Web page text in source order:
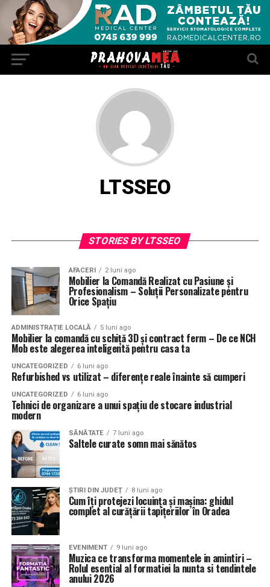
LTSSEO
STORIES BY LTSSEO
AFACERI 2 luni ago
Mobilier la Comandă Realizat cu Pasiune și
Profesionalism – Soluții Personalizate pentru
Orice Spațiu
ADMINISTRAȚIE LOCALĂ 5 luni ago
Mobilier la comandă cu schiță 3D și contract ferm – De ce NCH
Mob este alegerea inteligentă pentru casa ta
UNCATEGORIZED 6 luni ago
Refurbished vs utilizat – diferențe reale înainte să cumperi
UNCATEGORIZED 6 luni ago
Tehnici de organizare a unui spațiu de stocare industrial
modern
SĂNĂTATE 7 luni ago
Saltele curate somn mai sănătos
ȘTIRI DIN JUDEȚ 8 luni ago
Cum îți protejezi locuința și mașina: ghidul
complet al curățării tapițeriilor în Oradea
EVENIMENT 9 luni ago
Muzica ce transforma momentele in amintiri –
Rolul esential al formatiei la nunta si tendintele
anului 2026